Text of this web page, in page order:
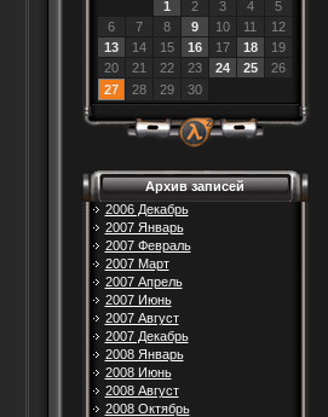
1
2 3 4
5
6
7 8 9 10 11
12
13
14 15 16 17 18
19
20
21 22 23 24 25
26
27
28 29 30
Архив записей
2006 Декабрь
2007 Январь
2007 Февраль
2007 Март
2007 Апрель
2007 Июнь
2007 Август
2007 Декабрь
2008 Январь
2008 Июнь
2008 Август
2008 Октябрь